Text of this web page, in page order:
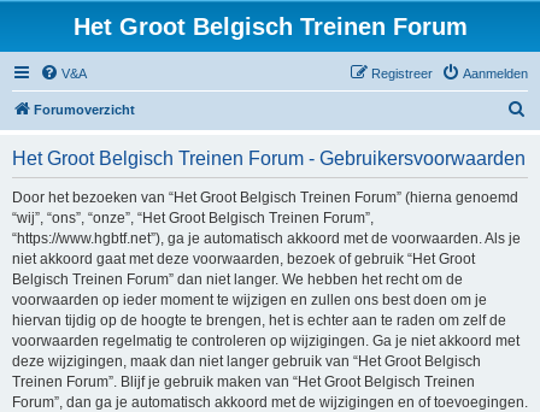
Het Groot Belgisch Treinen Forum
V&A Aanmelden
Registreer
Forumoverzicht
Het Groot Belgisch Treinen Forum - Gebruikersvoorwaarden
Door het bezoeken van “Het Groot Belgisch Treinen Forum” (hierna genoemd
“wij”, “ons”, “onze”, “Het Groot Belgisch Treinen Forum”,
“https://www.hgbtf.net”), ga je automatisch akkoord met de voorwaarden. Als je
niet akkoord gaat met deze voorwaarden, bezoek of gebruik “Het Groot
Belgisch Treinen Forum” dan niet langer. We hebben het recht om de
voorwaarden op ieder moment te wijzigen en zullen ons best doen om je
hiervan tijdig op de hoogte te brengen, het is echter aan te raden om zelf de
voorwaarden regelmatig te controleren op wijzigingen. Ga je niet akkoord met
deze wijzigingen, maak dan niet langer gebruik van “Het Groot Belgisch
Treinen Forum”. Blijf je gebruik maken van “Het Groot Belgisch Treinen
Forum”, dan ga je automatisch akkoord met de wijzigingen en of toevoegingen.